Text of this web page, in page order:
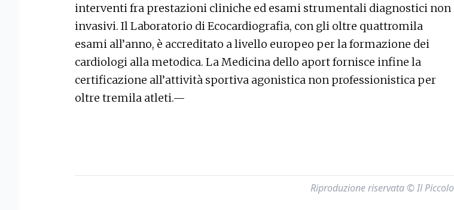
interventi fra prestazioni cliniche ed esami strumentali diagnostici non
invasivi. Il Laboratorio di Ecocardiografia, con gli oltre quattromila
esami all’anno, è accreditato a livello europeo per la formazione dei
cardiologi alla metodica. La Medicina dello aport fornisce infine la
certificazione all’attività sportiva agonistica non professionistica per
oltre tremila atleti.—
Riproduzione riservata © Il Piccolo